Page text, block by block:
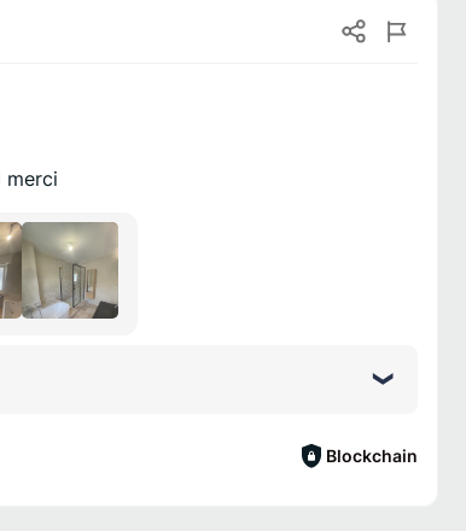
merci
Blockchain